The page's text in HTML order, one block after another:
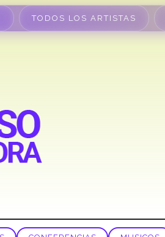
TODOS LOS ARTISTAS